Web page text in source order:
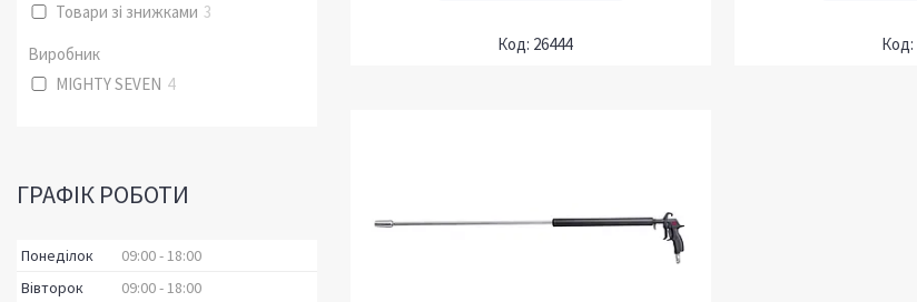
26444
Товари зі знижками 3
Виробник
MIGHTY SEVEN 4
ГРАФІК РОБОТИ
Понеділок 09:00 18:00
Вівторок
09:00 18:00